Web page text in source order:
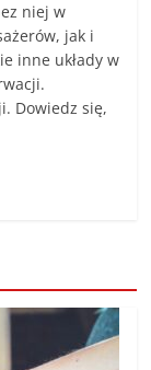
niej w
jak i
inne układy w
Dowiedz się,